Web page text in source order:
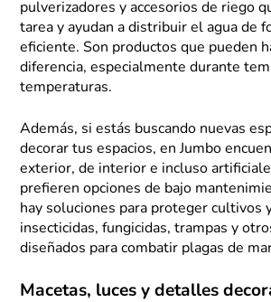
pulverizadores y accesorios de riego
tarea y ayudan a distribuir el agua de
eficiente. Son productos que pueden
diferencia, especialmente durante
temperaturas.
Además, si estás buscando nuevas
decorar tus espacios, en Jumbo
exterior, de interior e incluso
prefieren opciones de bajo
hay soluciones para proteger cultivos
insecticidas, fungicidas, trampas y
diseñados para combatir plagas de
Macetas, luces y detalles